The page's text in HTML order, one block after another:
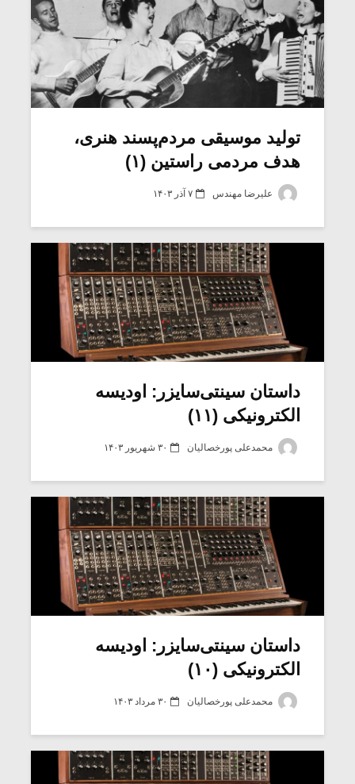
تولید موسیقی مردم‌پسند هنری،
هدف مردمی راستین (۱)
علیرضا مهندس ۷ آذر ۱۴۰۳
داستان سینتی‌سایزر: اودیسه
الکترونیکی (۱۱)
محمدعلی پورخصالیان ۳۰ شهریور ۱۴۰۳
داستان سینتی‌سایزر: اودیسه
الکترونیکی (۱۰)
محمدعلی پورخصالیان ۳۰ مرداد ۱۴۰۳